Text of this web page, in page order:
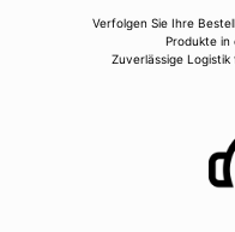
Verfolgen Sie Ihre
Produkte in
Zuverlässige